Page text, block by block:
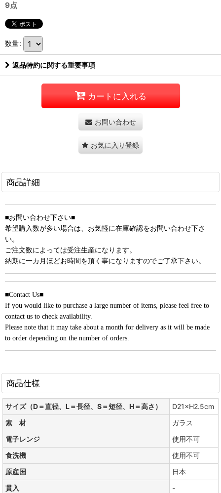
9点
数量:
返品特約に関する重要事項
カートに入れる
お問い合わせ
お気に入り登録
商品詳細
■お問い合わせ下さい■
希望購入数が多い場合は、お気軽に在庫確認をお問い合わせ下さ
い。
ご注文数によっては受注生産になります。
納期に一カ月ほどお時間を頂く事になりますのでご了承下さい。
■Contact Us■
If you would like to purchase a large number of items, please feel free to
contact us to check availability.
Please note that it may take about a month for delivery as it will be made
to order depending on the number of orders.
商品仕様
サイズ（D＝直径、L＝長径、S＝短径、H＝高さ）
D21×H2.5cm
素 材
ガラス
電子レンジ
使用不可
食洗機
使用不可
原産国
日本
貫入
-